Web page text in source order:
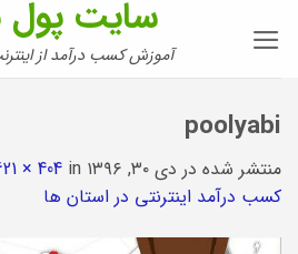
سایت پول
آموزش کسب درآمد از
poolyabi
منتشر شده در دی ۳۰, ۱۳۹۶ × 404 in
کسب درآمد اینترنتی در استان ها